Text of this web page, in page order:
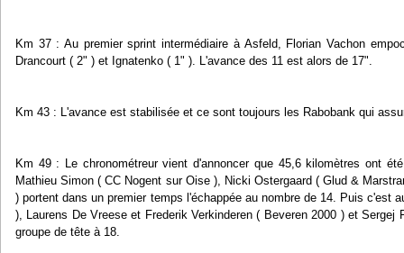
Km 37 : Au premier sprint intermédiaire à Asfeld, Florian Vachon
Drancourt ( 2" ) et Ignatenko ( 1" ). L'avance des 11 est alors de 17".
Km 43 : L'avance est stabilisée et ce sont toujours les Rabobank qui
Km 49 : Le chronométreur vient d'annoncer que 45,6 kilomètres ont
Mathieu Simon ( CC Nogent sur Oise ), Nicki Ostergaard ( Glud &
) portent dans un premier temps l'échappée au nombre de 14. Puis c'est
), Laurens De Vreese et Frederik Verkinderen ( Beveren 2000 ) et Sergej
groupe de tête à 18.